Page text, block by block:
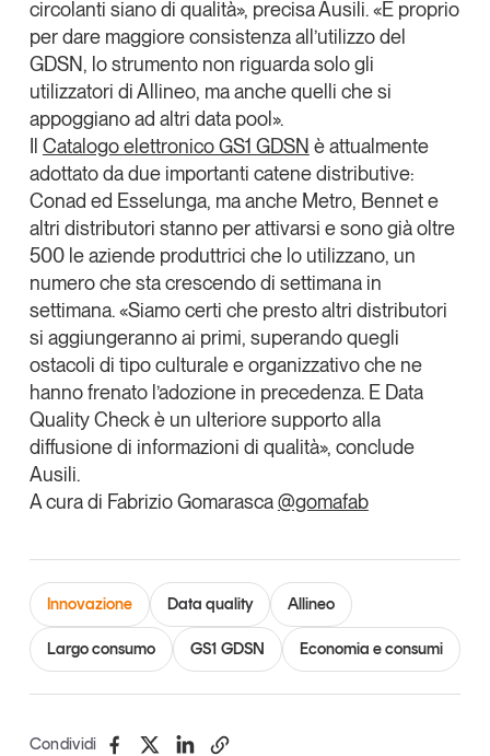
circolanti siano di qualità», precisa Ausili. «E proprio
per dare maggiore consistenza all’utilizzo del
GDSN, lo strumento non riguarda solo gli
utilizzatori di Allineo, ma anche quelli che si
appoggiano ad altri data pool».
Catalogo elettronico GS1 GDSN è attualmente
adottato da due importanti catene distributive:
Conad ed Esselunga, ma anche Metro, Bennete
altri distributori stanno per attivarsi esono già oltre
500 le aziende produttrici che lo utilizzano, un
numero che sta crescendo di settimana in
settimana. «Siamo certi che presto altri distributori
si aggiungeranno ai primi, superando quegli
ostacoli di tipo culturale e organizzativo che ne
hanno frenato l’adozione in precedenza. E Data
Quality Check è un ulteriore supporto alla
diffusione di informazioni di qualità», conclude
Ausili.
A cura di Fabrizio Gomarasca@gomafab
Innovazione Data quality Allineo
Largo consumo GS1 GDSN Economia e consumi
Condividi